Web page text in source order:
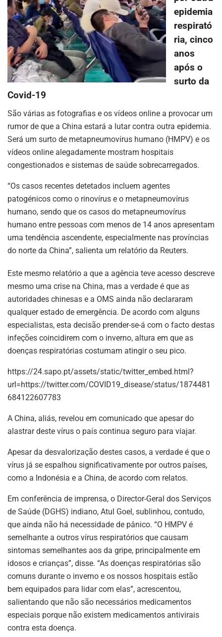
epidemia
respirató
ria, cinco
anos
após o
surto da
Covid-19
São várias as fotografias e os vídeos online a provocar um
rumor de que a China estará a lutar contra outra epidemia.
Será um surto de metapneumovírus humano (HMPV) e os
vídeos online alegadamente mostram hospitais
congestionados e sistemas de saúde sobrecarregados.
“Os casos recentes detetados incluem agentes
patogénicos como o rinovírus e o metapneumovírus
humano, sendo que os casos do metapneumovírus
humano entre pessoas com menos de 14 anos apresentam
uma tendência ascendente, especialmente nas províncias
do norte da China”, salienta um relatório da Reuters.
Este mesmo relatório a que a agência teve acesso descreve
mesmo uma crise na China, mas a verdade é que as
autoridades chinesas e a OMS ainda não declararam
qualquer estado de emergência. De acordo com alguns
especialistas, esta decisão prender-se-á com o facto destas
infeções coincidirem com o inverno, altura em que as
doenças respiratórias costumam atingir o seu pico.
https://24.sapo.pt/assets/static/twitter_embed.html?
url=https://twitter.com/COVID19_disease/status/1874481
684122607783
A China, aliás, revelou em comunicado que apesar do
alastrar deste vírus o país continua seguro para viajar.
Apesar da desvalorização destes casos, a verdade é que o
vírus já se espalhou significativamente por outros países,
como a Indonésia e a China, de acordo com relatos.
Em conferência de imprensa, o Director-Geral dos Serviços
de Saúde (DGHS) indiano, Atul Goel, sublinhou, contudo,
que ainda não há necessidade de pânico. “O HMPV é
semelhante a outros vírus respiratórios que causam
sintomas semelhantes aos da gripe, principalmente em
idosos e crianças”, disse. “As doenças respiratórias são
comuns durante o inverno e os nossos hospitais estão
bem equipados para lidar com elas”, acrescentou,
salientando que não são necessários medicamentos
especiais porque não existem medicamentos antivirais
contra esta doença.